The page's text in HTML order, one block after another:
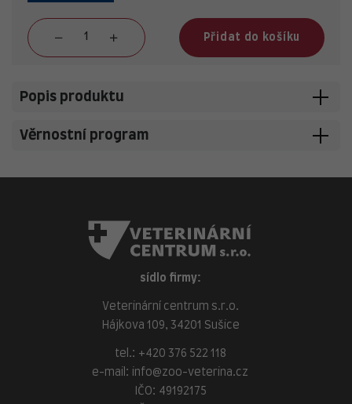
Přidat do košíku
Popis produktu
Věrnostní program
sídlo firmy:
Veterinární centrum s.r.o.
Hájkova 109, 34201 Sušice
tel.: +420 376 522 118
e-mail:
info@zoo-veterina.cz
IČO: 49192175